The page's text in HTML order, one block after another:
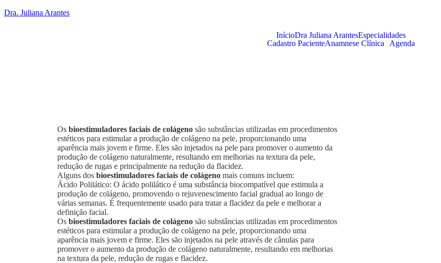
Dra. Juliana Arantes
InícioDra Juliana ArantesEspecialidades
Cadastro PacienteAnamnese Clínica Agenda
Os bioestimuladores faciais de colágeno são substâncias utilizadas em procedimentos
estéticos para estimular a produção de colágeno na pele, proporcionando uma
aparência mais jovem e firme. Eles são injetados na pele para promover o aumento da
produção de colágeno naturalmente, resultando em melhorias na textura da pele,
redução de rugas e principalmente na redução da flacidez.
Alguns dos bioestimuladores faciais de colágeno mais comuns incluem:
Ácido Polilático: O ácido polilático é uma substância biocompatível que estimula a
produção de colágeno, promovendo o rejuvenescimento facial gradual ao longo de
várias semanas. É frequentemente usado para tratar a flacidez da pele e melhorar a
definição facial.
Os bioestimuladores faciais de colágeno são substâncias utilizadas em procedimentos
estéticos para estimular a produção de colágeno na pele, proporcionando uma
aparência mais jovem e firme. Eles são injetados na pele através de cânulas para
promover o aumento da produção de colágeno naturalmente, resultando em melhorias
na textura da pele, redução de rugas e flacidez.